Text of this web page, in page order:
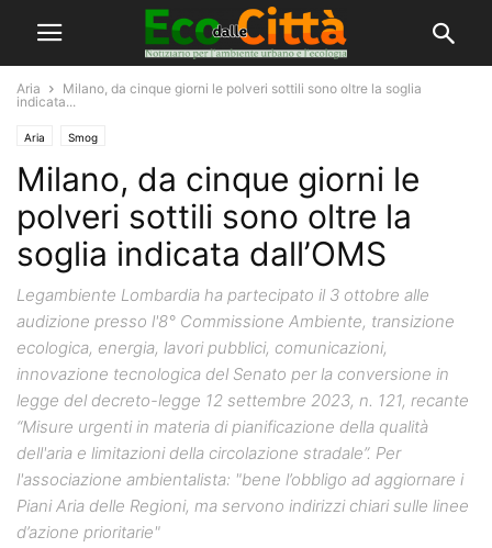
Aria
Milano, da cinque giorni le polveri sottili sono oltre la soglia
indicata...
Aria Smog
Milano, da cinque giorni le
polveri sottili sono oltre la
soglia indicata dall’OMS
Legambiente Lombardia ha partecipato il 3 ottobre alle
audizione presso l'8° Commissione Ambiente, transizione
ecologica, energia, lavori pubblici, comunicazioni,
innovazione tecnologica del Senato per la conversione in
legge del decreto-legge 12 settembre 2023, n. 121, recante
“Misure urgenti in materia di pianificazione della qualità
dell'aria e limitazioni della circolazione stradale”. Per
l'associazione ambientalista: "bene l’obbligo ad aggiornare i
Piani Aria delle Regioni, ma servono indirizzi chiari sulle linee
d’azione prioritarie"